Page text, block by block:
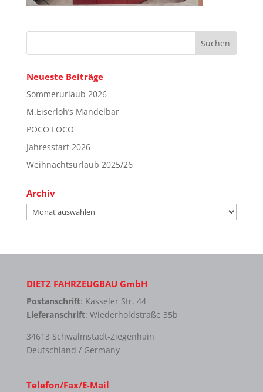
Neueste Beiträge
Sommerurlaub 2026
M.Eiserloh’s Mandelbar
POCO LOCO
Jahresstart 2026
Weihnachtsurlaub 2025/26
Archiv
Archiv
DIETZ FAHRZEUGBAU GmbH
Postanschrift: Kasseler Str. 44
Lieferanschrift: Wiederholdstraße 35b
34613 Schwalmstadt-Ziegenhain
Deutschland / Germany
Telefon/Fax/E-Mail